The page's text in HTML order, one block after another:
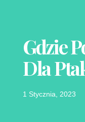
Gdzie
Dla
1 Stycznia, 2023